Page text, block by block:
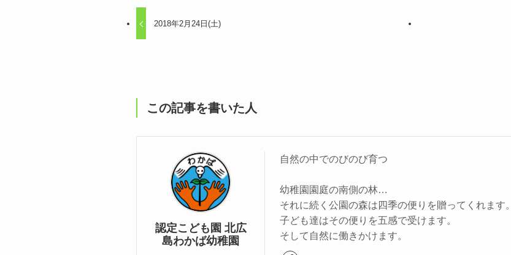
2018年2月24日(土)
この記事を書いた人
認定こども園 北広
島わかば幼稚園
自然の中でのびのび育つ
幼稚園園庭の南側の林…
それに続く公園の森は四季の便りを贈ってくれます。
子ども達はその便りを五感で受けます。
そして自然に働きかけます。